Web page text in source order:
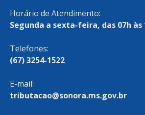
Horário de Atendimento:
Segunda a sexta-feira, das 07h às
Telefones:
(67) 3254-1522
E-mail:
tributacao@sonora.ms.gov.br